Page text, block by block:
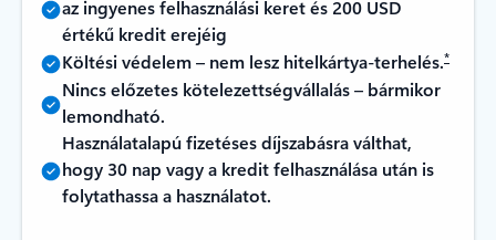
az ingyenes felhasználási keret és 200 USD
értékű kredit erejéig
Költési védelem – nem lesz hitelkártya-terhelés.*
Nincs előzetes kötelezettségvállalás – bármikor
lemondható.
Használatalapú fizetéses díjszabásra válthat,
hogy 30 nap vagy a kredit felhasználása után is
folytathassa a használatot.